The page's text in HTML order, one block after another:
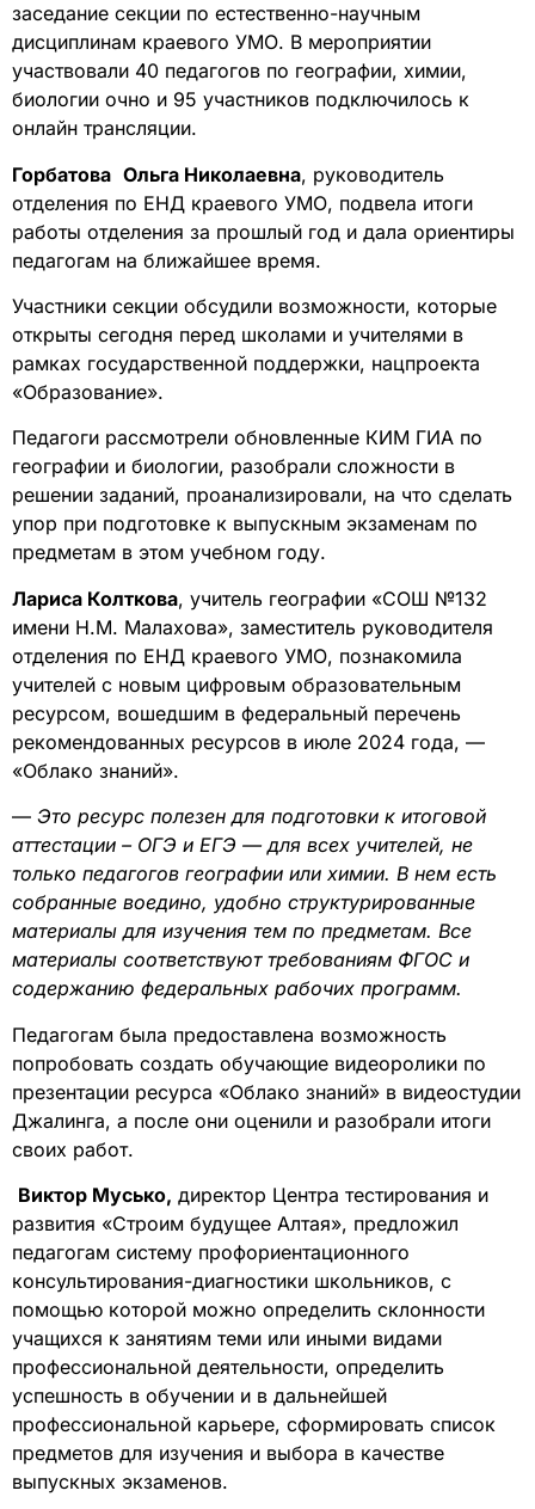
заседание секции по естественно-научным
дисциплинам краевого УМО. В мероприятии
участвовали 40 педагогов по географии, химии,
биологии очно и 95 участников подключилось к
онлайн трансляции.
Горбатова Ольга Николаевна, руководитель
отделения по ЕНД краевого УМО, подвела итоги
работы отделения за прошлый год и дала ориентиры
педагогам на ближайшее время.
Участники секции обсудили возможности, которые
открыты сегодня перед школами и учителями в
рамках государственной поддержки, нацпроекта
«Образование».
Педагоги рассмотрели обновленные КИМ ГИА по
географии и биологии, разобрали сложности в
решении заданий, проанализировали, на что сделать
упор при подготовке к выпускным экзаменам по
предметам в этом учебном году.
Лариса Колткова, учитель географии «СОШ №132
имени Н.М. Малахова», заместитель руководителя
отделения по ЕНД краевого УМО, познакомила
учителей с новым цифровым образовательным
ресурсом, вошедшим в федеральный перечень
рекомендованных ресурсов в июле 2024 года, —
«Облако знаний».
— Это ресурс полезен для подготовки к итоговой
аттестации – ОГЭ и ЕГЭ — для всех учителей, не
только педагогов географии или химии. В нем есть
собранные воедино, удобно структурированные
материалы для изучения тем по предметам. Все
материалы соответствуют требованиям ФГОС и
содержанию федеральных рабочих программ.
Педагогам была предоставлена возможность
попробовать создать обучающие видеоролики по
презентации ресурса «Облако знаний» в видеостудии
Джалинга, а после они оценили и разобрали итоги
своих работ.
Виктор Мусько, директор Центра тестирования и
развития «Строим будущее Алтая», предложил
педагогам систему профориентационного
консультирования-диагностики школьников, с
помощью которой можно определить склонности
учащихся к занятиям теми или иными видами
профессиональной деятельности, определить
успешность в обучении и в дальнейшей
профессиональной карьере, сформировать список
предметов для изучения и выбора в качестве
выпускных экзаменов.